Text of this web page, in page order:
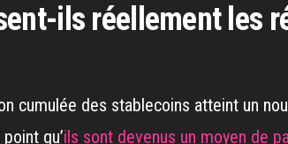
ils réellement les
cumulée des stablecoins atteint un
qu’ils sont devenus un moyen de